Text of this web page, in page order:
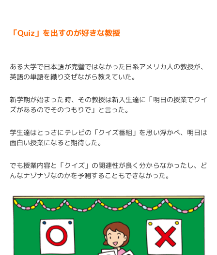
「Quiz」を出すのが好きな教授
ある大学で日本語が完璧ではなかった日系アメリカ人の教授が、
英語の単語を織り交ぜながら教えていた。
新学期が始まった時、その教授は新入生達に「明日の授業でクイ
ズがあるのでそのつもりで」と言った。
学生達はとっさにテレビの「クイズ番組」を思い浮かべ、明日は
面白い授業になると期待した。
でも授業内容と「クイズ」の関連性が良く分からなかったし、ど
んなナゾナゾなのかを予測することもできなかった。